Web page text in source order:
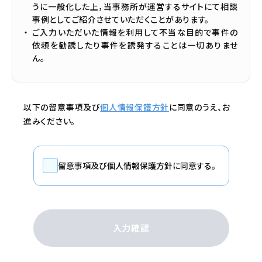
うに一般化した上，当事務所が運営するサイトにて相談
事例としてご紹介させていただくことがあります。
ご入力いただいた情報を利用して不当な目的で事件の
依頼を勧誘したり事件を誘発することは一切ありませ
ん。
以下の留意事項及び個人情報保護方針に同意のうえ、お
進みください。
留意事項及び個人情報保護方針に同意する。
入力確認